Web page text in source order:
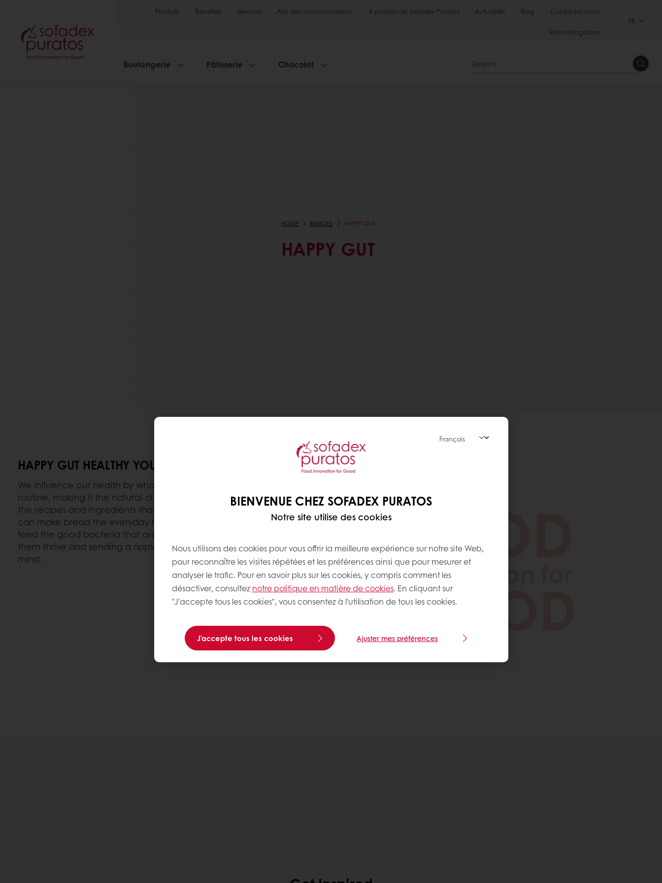
Produits Recettes Services Avis des consommateurs A propos de Sofadex Puratos Actualités Blog Contactez-nous
Vision Magazine
FR
Boulangerie Pâtisserie Chocolat Search
HOME RANGES HAPPY GUT
HAPPY GUT
HAPPY GUT HEALTHY YOU
We influence our health by what we eat. Bread is rooted in our daily
routine, making it the natural choice for a gut-friendly diet. Some of
the recipes and ingredients that can be found in our baking heritage
can make bread the everyday nourishment human gut needs. Its fibres
feed the good bacteria that are already present in one’s gut, helping
them thrive and sending a ripple of well-being throughout body and
mind.
BIENVENUE CHEZ SOFADEX PURATOS
Notre site utilise des cookies
Nous utilisons des cookies pour vous offrir la meilleure expérience sur notre site Web,
pour reconnaître les visites répétées et les préférences ainsi que pour mesurer et
analyser le trafic. Pour en savoir plus sur les cookies, y compris comment les
désactiver, consultez notre politique en matière de cookies. En cliquant sur
"J'accepte tous les cookies", vous consentez à l'utilisation de tous les cookies.
J'accepte tous les cookies Ajuster mes préférences